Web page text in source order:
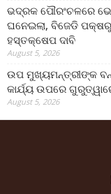
ଭଦ୍ରକ ପୌରଂଚଳରେ
ଘନେଇଲା, ବିଜେଡି
ହସ୍ତକ୍ଷେପ ଦାବି
August 5, 2026
ଉପ ମୁଖ୍ୟମନ୍ତ୍ରୀଙ୍କ
କାର୍ଯ୍ୟ ଉପରେ
August 5, 2026